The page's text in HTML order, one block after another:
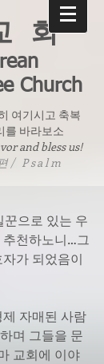
회
Church
여기시고 축복
를 바라보소
and bless us!
/ Psalm
꾼으로 있는 우
천하노니…그
가 되었음이
자매된 사람
며 그들을 문
교회에 이야